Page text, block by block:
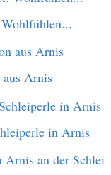
Arnis
in Arnis